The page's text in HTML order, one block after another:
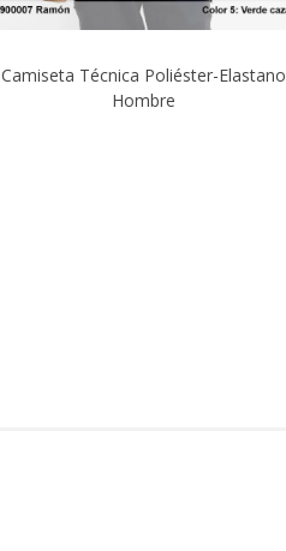
Camiseta Técnica Poliéster-Elastano
Hombre